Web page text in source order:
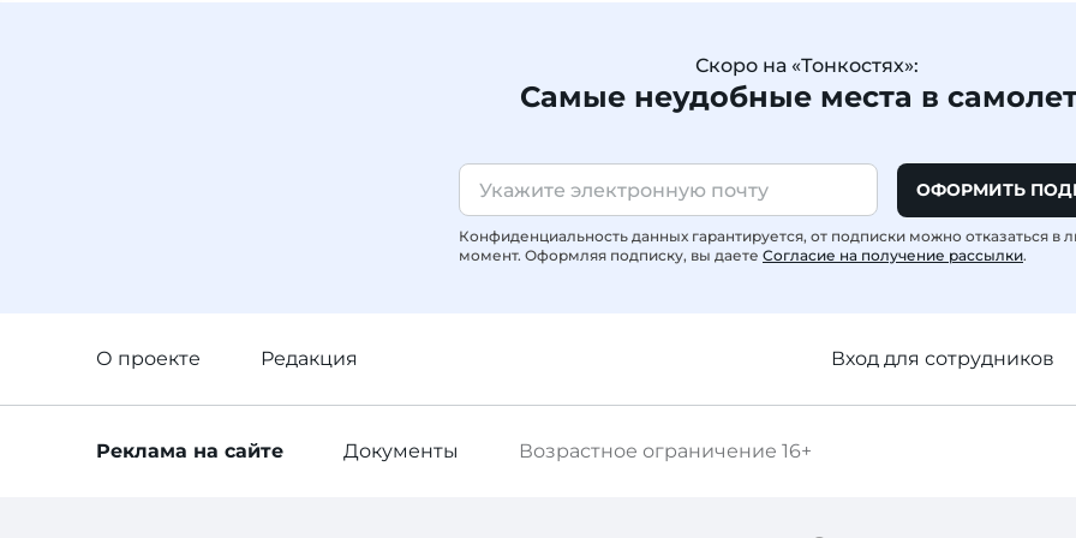
Скоро на «Тонкостях»:
Самые неудобные места в
ОФОРМИТЬ
Конфиденциальность данных гарантируется, от подписки можно отказаться в
момент. Оформляя подписку, вы даете Согласие на получение рассылки.
О проекте Редакция Вход для сотрудников
Возрастное ограничение 16+
Реклама на сайте Документы